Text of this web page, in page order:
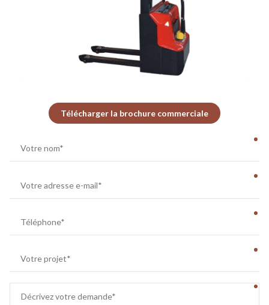
Télécharger la brochure commerciale